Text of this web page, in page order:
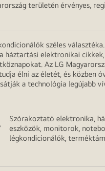
területén érvényes,
széles
elektronikai
Az LG
élni az életét, és közben
a technológia legújabb
Szórakoztató elektronika,
eszközök, monitorok,
légkondicionálók,